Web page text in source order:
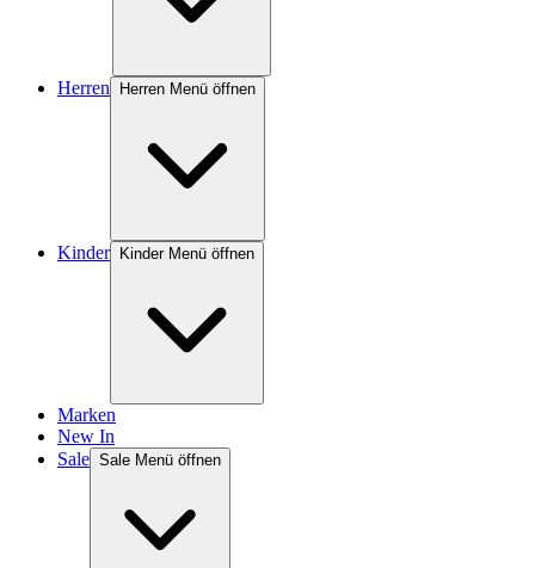
Herren Herren Menü öffnen
Kinder Kinder Menü öffnen
Marken
New In
Sale Sale Menü öffnen